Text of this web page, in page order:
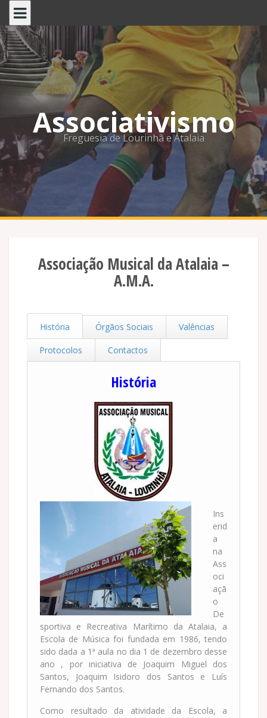
Skip
content
Associativismo
Freguesia de Lourinhã e Atalaia
Associação Musical da Atalaia –
A.M.A.
História Órgãos Sociais Valências
Protocolos Contactos
História
Ins
erid
a
na
Ass
oci
açã
o
De
sportiva e Recreativa Marítimo da Atalaia, a
Escola de Música foi fundada em 1986, tendo
sido dada a 1ª aula no dia 1 de dezembro desse
ano , por iniciativa de Joaquim Miguel dos
Santos, Joaquim Isidoro dos Santos e Luís
Fernando dos Santos.
Como resultado da atividade da Escola, a